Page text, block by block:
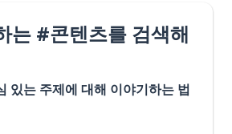
는 #콘텐츠를 검색해
있는 주제에 대해 이야기하는 법